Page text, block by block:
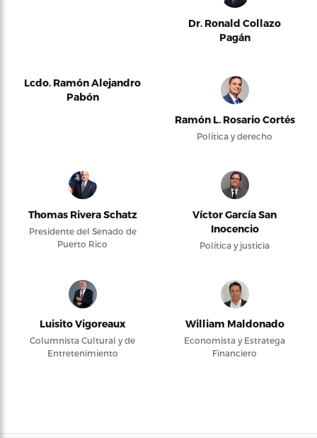
Dr. Ronald Collazo
Pagán
Lcdo. Ramón Alejandro
Pabón
Ramón L. Rosario Cortés
Política y derecho
Thomas Rivera Schatz
Presidente del Senado de
Puerto Rico
Víctor García San
Inocencio
Política y justicia
Luisito Vigoreaux
Columnista Cultural y de
Entretenimiento
William Maldonado
Economista y Estratega
Financiero